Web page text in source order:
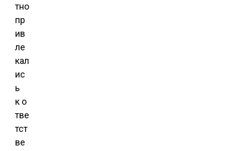
тно
пр
ив
ле
кал
ис
ь
к о
тве
тст
ве